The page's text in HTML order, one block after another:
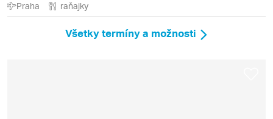
Praha raňajky
Všetky termíny a možnosti